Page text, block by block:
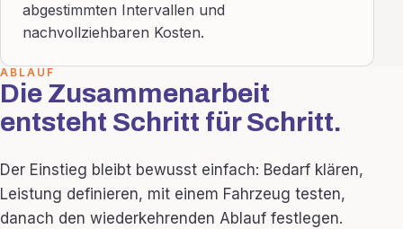
abgestimmten Intervallen und
nachvollziehbaren Kosten.
ABLAUF
Die Zusammenarbeit
entsteht Schritt für Schritt.
Der Einstieg bleibt bewusst einfach: Bedarf klären,
Leistung definieren, mit einem Fahrzeug testen,
danach den wiederkehrenden Ablauf festlegen.